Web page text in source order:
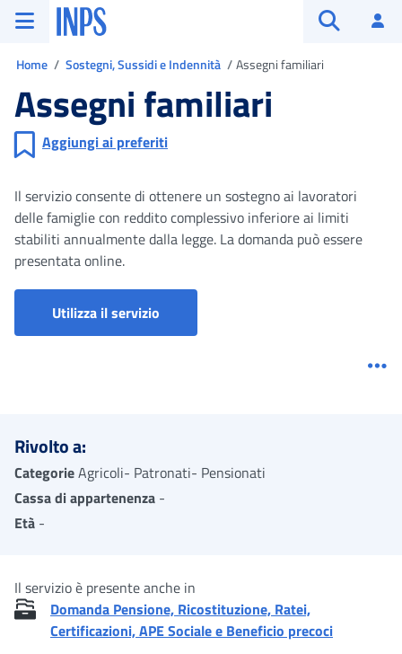
Vai al menu principale
Vai al contenuto principale
Vai al pie' di pagina
INPS ()
Home Sostegni, Sussidi e Indennità Assegni familiari
Assegni familiari
Aggiungi ai preferiti
Il servizio consente di ottenere un sostegno ai lavoratori
delle famiglie con reddito complessivo inferiore ai limiti
stabiliti annualmente dalla legge. La domanda può essere
presentata online.
Utilizza il servizio
Rivolto a:
CategorieAgricoli- Patronati- Pensionati
Cassa di appartenenza -
Età -
Il servizio è presente anche in
Domanda Pensione, Ricostituzione, Ratei,
Certificazioni, APE Sociale e Beneficio precoci